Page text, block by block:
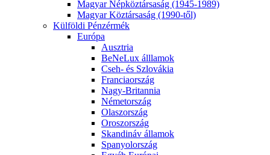
Magyar Népköztársaság (1945-1989)
Magyar Köztársaság (1990-től)
Külföldi Pénzérmék
Európa
Ausztria
BeNeLux álllamok
Cseh- és Szlovákia
Franciaország
Nagy-Britannia
Németország
Olaszország
Oroszország
Skandináv államok
Spanyolország